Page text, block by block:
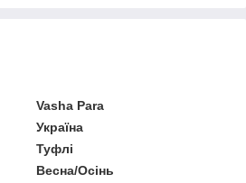
Vasha Para
Україна
Туфлі
Весна/Осінь